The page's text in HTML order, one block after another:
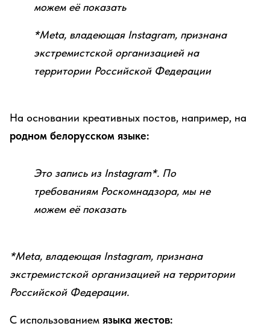
можем её показать
*Meta, владеющая Instagram, признана
экстремистской организацией на
территории Российской Федерации
На основании креативных постов, например, на
родном белорусском языке:
Это запись из Instagram*. По
требованиям Роскомнадзора, мы не
можем её показать
*Meta, владеющая Instagram, признана
экстремистской организацией на территории
Российской Федерации.
С использованием языка жестов: